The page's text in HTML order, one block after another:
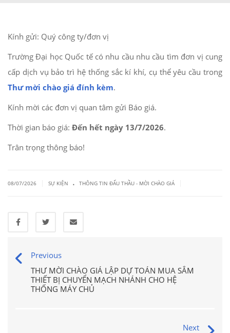
Kính gửi: Quý công ty/đơn vị
Trường Đại học Quốc tế có nhu cầu nhu cầu tìm đơn vị cung
cấp dịch vụ bảo trì hệ thống sắc kí khí, cụ thể yêu cầu trong
Thư mời chào giá đính kèm.
Kính mời các đơn vị quan tâm gửi Báo giá.
Thời gian báo giá: Đến hết ngày 13/7/2026.
Trân trọng thông báo!
08/07/2026 SỰ KIỆN . THÔNG TIN ĐẤU THẦU - MỜI CHÀO GIÁ
Previous
THƯ MỜI CHÀO GIÁ LẬP DỰ TOÁN MUA SẮM
THIẾT BỊ CHUYỂN MẠCH NHÁNH CHO HỆ
THỐNG MÁY CHỦ
Next